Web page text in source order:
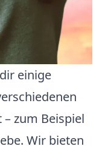
einige
zum Beispiel
Wir bieten